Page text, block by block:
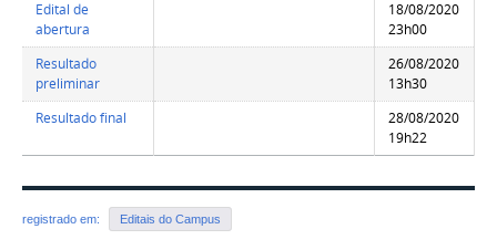
Edital de
abertura
18/08/2020
23h00
Resultado
preliminar
26/08/2020
13h30
Resultado final
28/08/2020
19h22
registrado em: Editais do Campus